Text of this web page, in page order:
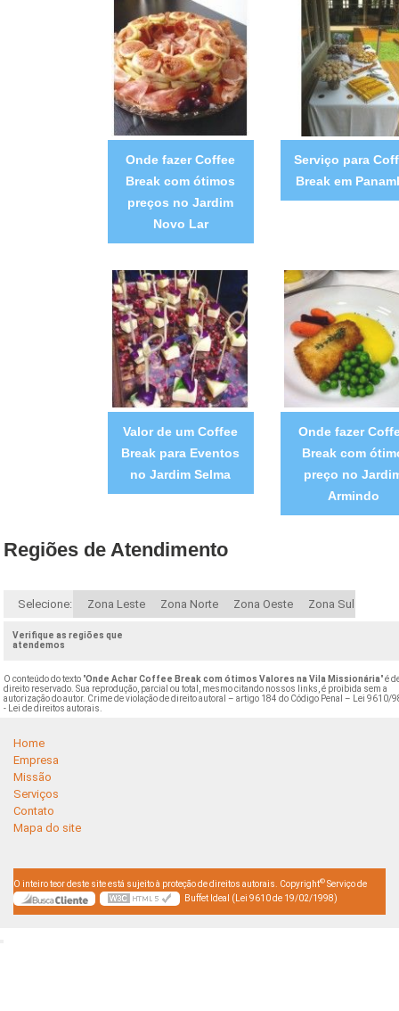
Onde fazer Coffee
Break com ótimos
preços no Jardim
Novo Lar
Serviço para
Break em
Valor de um Coffee
Break para Eventos
no Jardim Selma
Onde fazer
Break com
preço no
Armindo
Regiões de Atendimento
Selecione: Zona Leste Zona Norte Zona Oeste Zona Sul
Verifique as regiões que
atendemos
O conteúdo do texto "Onde Achar Coffee Break com ótimos Valores na Vila Missionária" é
direito reservado. Sua reprodução, parcial ou total, mesmo citando nossos links, é proibida sem a
autorização do autor. Crime de violação de direito autoral – artigo 184 do Código Penal –
Lei 9610/
- Lei de direitos autorais
Home
Empresa
Missão
Serviços
Contato
Mapa do site
O inteiro teor deste site está sujeito à proteção de direitos autorais. Copyright© Serviço de
Buffet Ideal (Lei 9610 de 19/02/1998)